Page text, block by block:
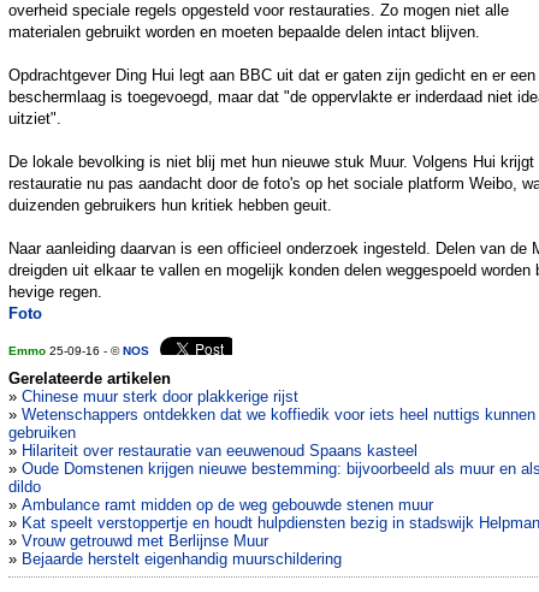
overheid speciale regels opgesteld voor restauraties. Zo mogen niet alle
materialen gebruikt worden en moeten bepaalde delen intact blijven.
Opdrachtgever Ding Hui legt aan BBC uit dat er gaten zijn gedicht en er een
beschermlaag is toegevoegd, maar dat "de oppervlakte er inderdaad niet
uitziet".
De lokale bevolking is niet blij met hun nieuwe stuk Muur. Volgens Hui krijgt
restauratie nu pas aandacht door de foto's op het sociale platform Weibo,
duizenden gebruikers hun kritiek hebben geuit.
Naar aanleiding daarvan is een officieel onderzoek ingesteld. Delen van de
dreigden uit elkaar te vallen en mogelijk konden delen weggespoeld worden
hevige regen.
Foto
Emmo 25-09-16 - ©NOS
Gerelateerde artikelen
» Chinese muur sterk door plakkerige rijst
» Wetenschappers ontdekken dat we koffiedik voor iets heel nuttigs kunnen
gebruiken
» Hilariteit over restauratie van eeuwenoud Spaans kasteel
» Oude Domstenen krijgen nieuwe bestemming: bijvoorbeeld als muur en
dildo
» Ambulance ramt midden op de weg gebouwde stenen muur
» Kat speelt verstoppertje en houdt hulpdiensten bezig in stadswijk Helpman
» Vrouw getrouwd met Berlijnse Muur
» Bejaarde herstelt eigenhandig muurschildering